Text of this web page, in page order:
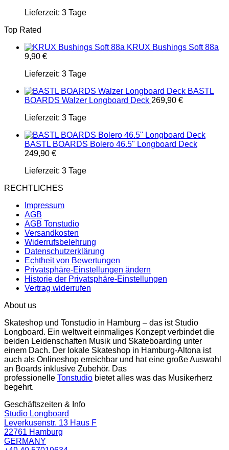
Lieferzeit: 3 Tage
Top Rated
KRUX Bushings Soft 88a
9,90 €
Lieferzeit: 3 Tage
BASTL
BOARDS Walzer Longboard Deck 269,90 €
Lieferzeit: 3 Tage
BASTL BOARDS Bolero 46.5" Longboard Deck
249,90 €
Lieferzeit: 3 Tage
RECHTLICHES
Impressum
AGB
AGB Tonstudio
Versandkosten
Widerrufsbelehrung
Datenschutzerklärung
Echtheit von Bewertungen
Privatsphäre-Einstellungen ändern
Historie der Privatsphäre-Einstellungen
Vertrag widerrufen
About us
Skateshop und Tonstudio in Hamburg – das ist Studio
Longboard. Ein weltweit einmaliges Konzept verbindet die
beiden Leidenschaften Musik und Skateboarding unter
einem Dach. Der lokale Skateshop in Hamburg-Altona ist
auch als Onlineshop erreichbar und hat eine große Auswahl
an Boards inklusive Zubehör. Das
professionelle Tonstudio bietet alles was das Musikerherz
begehrt.
Geschäftszeiten & Info
Studio Longboard
Leverkusenstr. 13 Haus F
22761 Hamburg
GERMANY